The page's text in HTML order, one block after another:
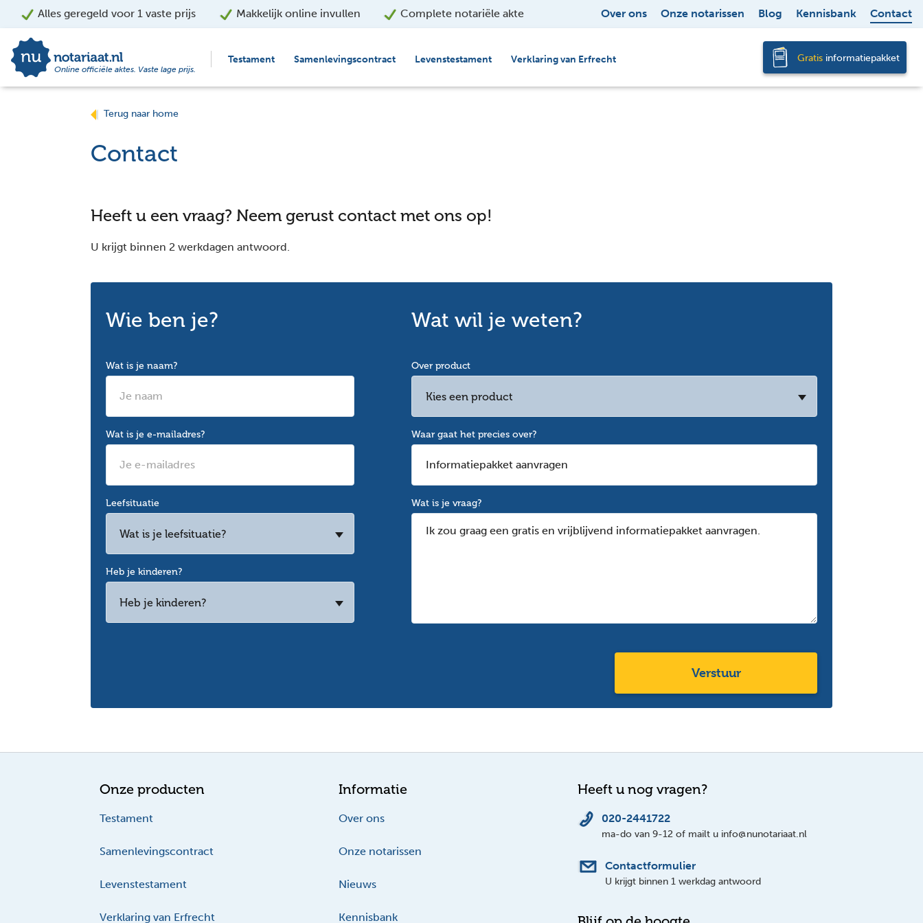
Alles geregeld voor 1 vaste prijs Makkelijk online invullen Complete notariële akte Over ons Onze notarissen Blog Kennisbank Contact
Online officiële aktes. Vaste lage prijs.
Testament Samenlevingscontract Levenstestament Verklaring van Erfrecht Gratis informatiepakket
Terug naar home
Contact
Heeft u een vraag? Neem gerust contact met ons op!
U krijgt binnen 2 werkdagen antwoord.
Wie ben je?
Wat is je naam?
Wat is je e-mailadres?
Leefsituatie
Wat is je leefsituatie?
Heb je kinderen?
Heb je kinderen?
Wat wil je weten?
Over product
Kies een product
Waar gaat het precies over?
Wat is je vraag?
Verstuur
Onze producten
Testament
Samenlevingscontract
Levenstestament
Verklaring van Erfrecht
Informatie
Over ons
Onze notarissen
Nieuws
Kennisbank
Heeft u nog vragen?
020-2441722
ma-do van 9-12 of mailt u info@nunotariaat.nl
Contactformulier
U krijgt binnen 1 werkdag antwoord